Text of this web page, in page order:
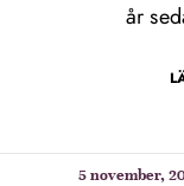
år
5 november,